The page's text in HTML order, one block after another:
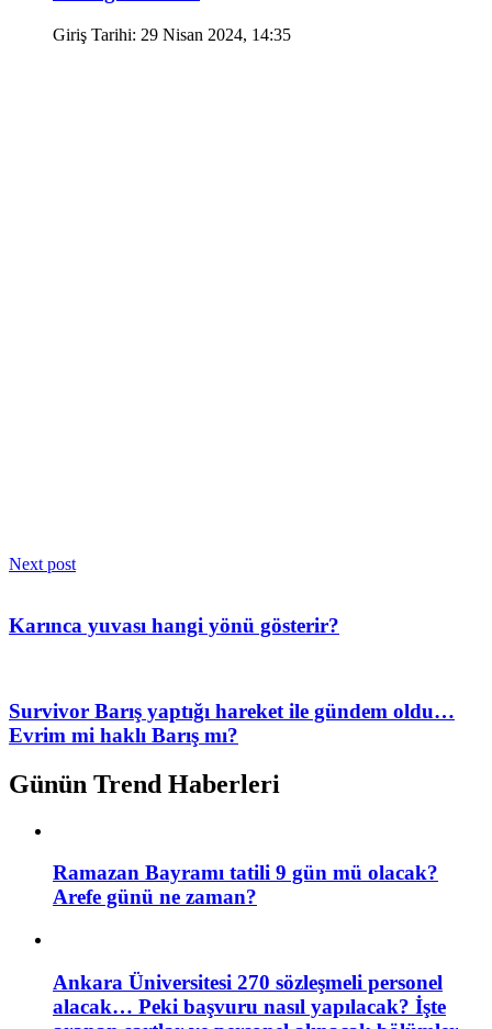
Giriş Tarihi: 29 Nisan 2024, 14:35
Next post
Karınca yuvası hangi yönü gösterir?
Survivor Barış yaptığı hareket ile gündem oldu…
Evrim mi haklı Barış mı?
Günün Trend Haberleri
Ramazan Bayramı tatili 9 gün mü olacak?
Arefe günü ne zaman?
Ankara Üniversitesi 270 sözleşmeli personel
alacak… Peki başvuru nasıl yapılacak? İşte